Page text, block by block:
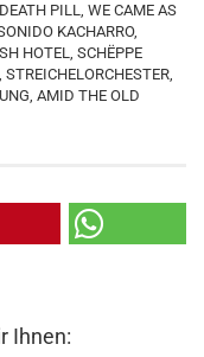
PILL, WE CAME AS
KACHARRO,
HOTEL, SCHËPPE
AMID THE OLD
Ihnen: